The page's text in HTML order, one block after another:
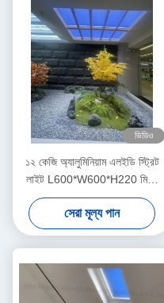
ভিডিও
১২ কেজি অ্যালুমিনিয়াম এলইডি স্ট্রিট
লাইট L600*W600*H220 মিমি,
শক্তি-সাশ্রয়ী আউটডোর আলোকসজ্জার
জন্য আদর্শ
সেরা মূল্য পান